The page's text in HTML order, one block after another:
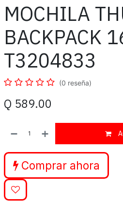
MOCHILA
BACKPACK
T3204833
(0 reseña)
Q 589.00
Comprar ahora